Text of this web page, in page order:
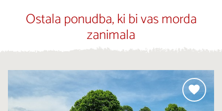
Ostala ponudba, ki bi vas morda
zanimala